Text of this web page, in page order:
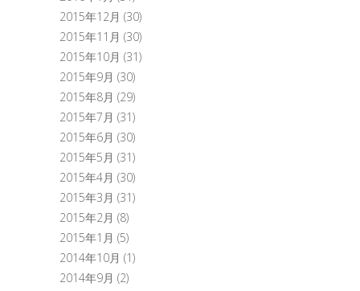
2015年12月 (30)
2015年11月 (30)
2015年10月 (31)
2015年9月 (30)
2015年8月 (29)
2015年7月 (31)
2015年6月 (30)
2015年5月 (31)
2015年4月 (30)
2015年3月 (31)
2015年2月 (8)
2015年1月 (5)
2014年10月 (1)
2014年9月 (2)